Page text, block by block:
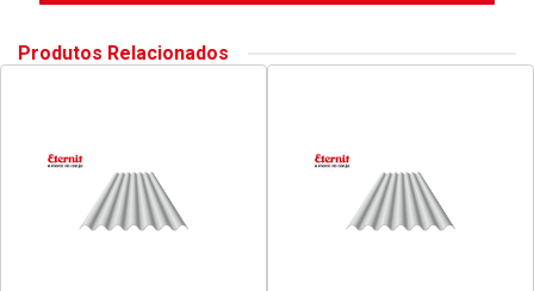
Produtos Relacionados